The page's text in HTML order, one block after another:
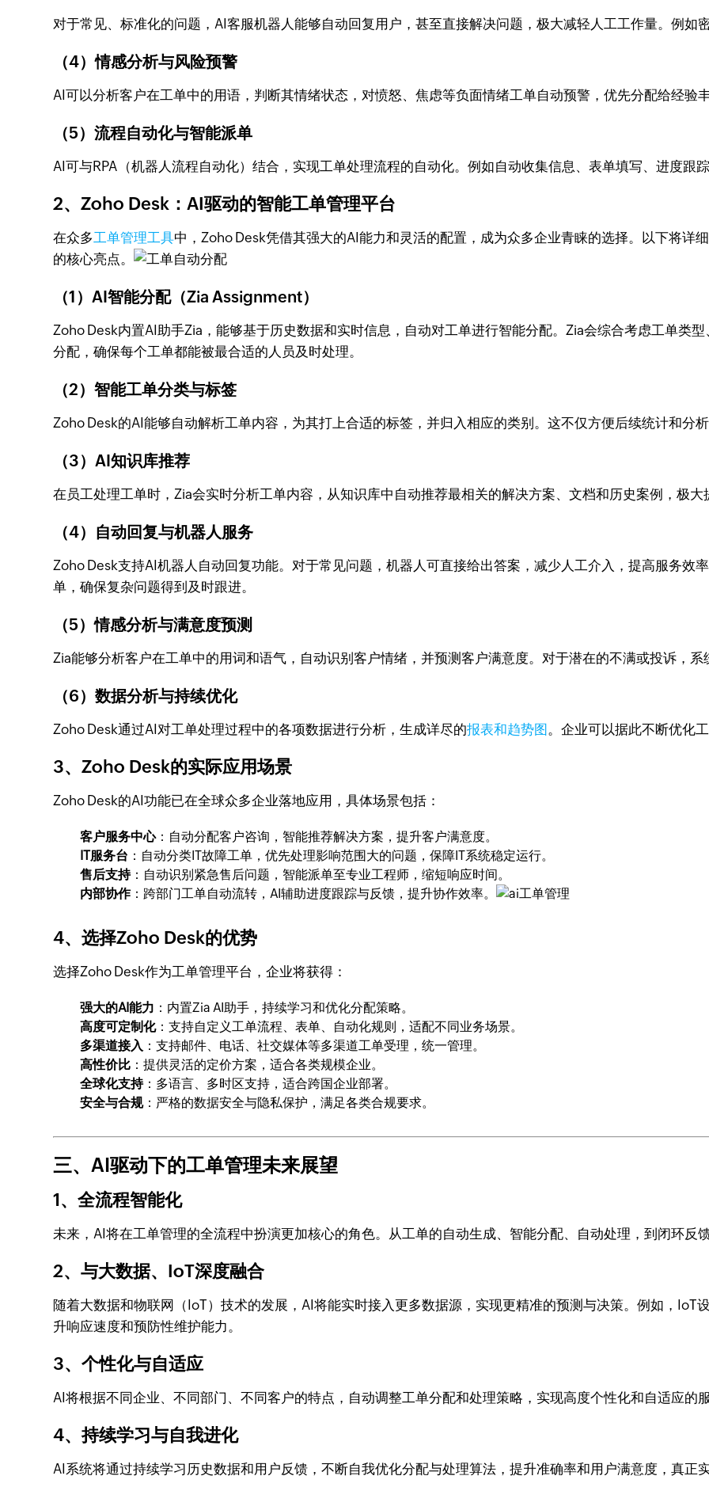
对于常见、标准化的问题，AI客服机器人能够自动回复用户，甚至直接解决问题，极大减轻人工工作量。例如
（4）情感分析与风险预警
AI可以分析客户在工单中的用语，判断其情绪状态，对愤怒、焦虑等负面情绪工单自动预警，优先分配给经验
（5）流程自动化与智能派单
AI可与RPA（机器人流程自动化）结合，实现工单处理流程的自动化。例如自动收集信息、表单填写、进度跟
2、Zoho Desk：AI驱动的智能工单管理平台
在众多工单管理工具中，Zoho Desk凭借其强大的AI能力和灵活的配置，成为众多企业青睐的选择。以下将详
的核心亮点。
（1）AI智能分配（Zia Assignment）
Zoho Desk内置AI助手Zia，能够基于历史数据和实时信息，自动对工单进行智能分配。Zia会综合考虑工单类
分配，确保每个工单都能被最合适的人员及时处理。
（2）智能工单分类与标签
Zoho Desk的AI能够自动解析工单内容，为其打上合适的标签，并归入相应的类别。这不仅方便后续统计和分
（3）AI知识库推荐
在员工处理工单时，Zia会实时分析工单内容，从知识库中自动推荐最相关的解决方案、文档和历史案例，极
（4）自动回复与机器人服务
Zoho Desk支持AI机器人自动回复功能。对于常见问题，机器人可直接给出答案，减少人工介入，提高服务效
单，确保复杂问题得到及时跟进。
（5）情感分析与满意度预测
Zia能够分析客户在工单中的用词和语气，自动识别客户情绪，并预测客户满意度。对于潜在的不满或投诉，
（6）数据分析与持续优化
Zoho Desk通过AI对工单处理过程中的各项数据进行分析，生成详尽的报表和趋势图 。企业可以据此不断优化
3、Zoho Desk的实际应用场景
Zoho Desk的AI功能已在全球众多企业落地应用，具体场景包括：
客户服务中心：自动分配客户咨询，智能推荐解决方案，提升客户满意度。
IT服务台 ：自动分类IT故障工单，优先处理影响范围大的问题，保障IT系统稳定运行。
售后支持：自动识别紧急售后问题，智能派单至专业工程师，缩短响应时间。
内部协作：跨部门工单自动流转，AI辅助进度跟踪与反馈，提升协作效率。
4、选择Zoho Desk的优势
选择Zoho Desk作为工单管理平台，企业将获得：
强大的AI能力 ：内置Zia AI助手，持续学习和优化分配策略。
高度可定制化：支持自定义工单流程、表单、自动化规则，适配不同业务场景。
多渠道接入 ：支持邮件、电话、社交媒体等多渠道工单受理，统一管理。
高性价比 ：提供灵活的定价方案，适合各类规模企业。
全球化支持：多语言、多时区支持，适合跨国企业部署。
安全与合规：严格的数据安全与隐私保护，满足各类合规要求。
三、AI驱动下的工单管理未来展望
1、全流程智能化
未来，AI将在工单管理的全流程中扮演更加核心的角色。从工单的自动生成、智能分配、自动处理，到闭环反
2、与大数据、IoT深度融合
随着大数据和物联网（IoT）技术的发展，AI将能实时接入更多数据源，实现更精准的预测与决策。例如，IoT
升响应速度和预防性维护能力。
3、个性化与自适应
AI将根据不同企业、不同部门、不同客户的特点，自动调整工单分配和处理策略，实现高度个性化和自适应的
4、持续学习与自我进化
AI系统将通过持续学习历史数据和用户反馈，不断自我优化分配与处理算法，提升准确率和用户满意度，真正